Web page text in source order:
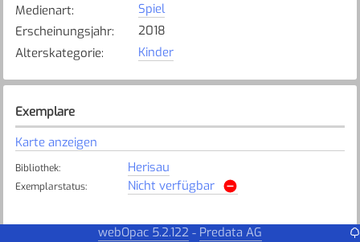
Medienart:
Spiel
Erscheinungsjahr:
2018
Alterskategorie: Kinder
Exemplare
Karte anzeigen
Bibliothek: Herisau
Exemplarstatus: Nicht verfügbar
webOpac 5.2.122 - Predata AG